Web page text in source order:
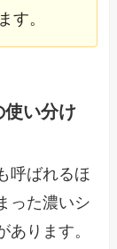
す。
い分け
呼ばれるほ
った濃いシ
あります。